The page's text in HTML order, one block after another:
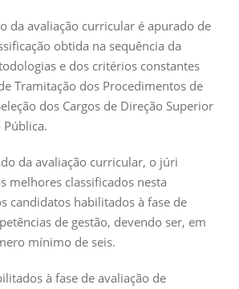
da avaliação curricular é apurado de
obtida na sequência da
e dos critérios constantes
Tramitação dos Procedimentos de
dos Cargos de Direção Superior
da avaliação curricular, o júri
melhores classificados nesta
candidatos habilitados à fase de
de gestão, devendo ser, em
mínimo de seis.
à fase de avaliação de